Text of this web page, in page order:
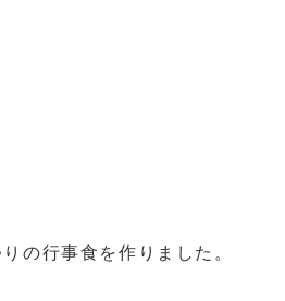
の行事食を作りました。